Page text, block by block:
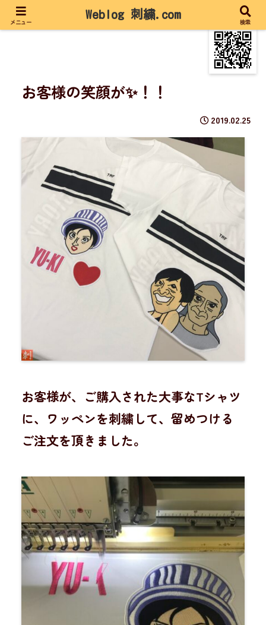
お客様の笑顔が✨！！
2019.02.25
お客様が、ご購入された大事なTシャツ
に、ワッペンを刺繍して、留めつける
ご注文を頂きました。
メニュー
Weblog 刺繍.com
検索